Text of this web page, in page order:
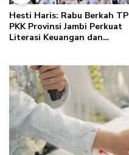
Hesti Haris: Rabu Berkah TP
PKK Provinsi Jambi Perkuat
Literasi Keuangan dan